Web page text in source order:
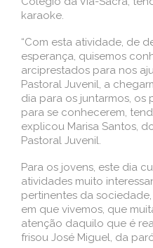
karaoke.
“Com esta atividade, de
esperança, quisemos
arciprestados para nos
Pastoral Juvenil, a
dia para os juntarmos, os
para se conhecerem,
explicou Marisa Santos,
Pastoral Juvenil.
Para os jovens, este dia
atividades muito
pertinentes da
em que vivemos, que
atenção daquilo que é
frisou José Miguel, da